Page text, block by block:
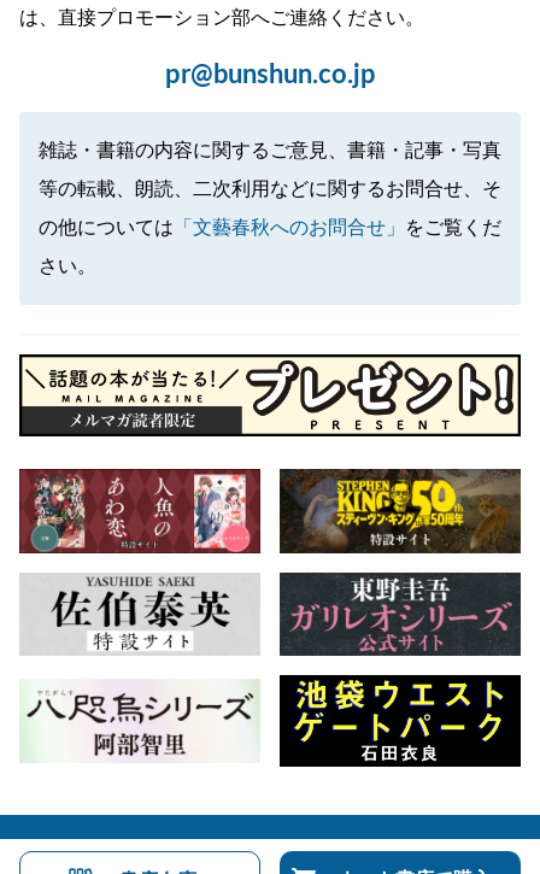
は、直接プロモーション部へご連絡ください。
pr@bunshun.co.jp
雑誌・書籍の内容に関するご意見、書籍・記事・写真
等の転載、朗読、二次利用などに関するお問合せ、そ
の他については 「文藝春秋へのお問合せ」
をご覧くだ
さい。
会社概要 自費出版のご案内 お問合せ